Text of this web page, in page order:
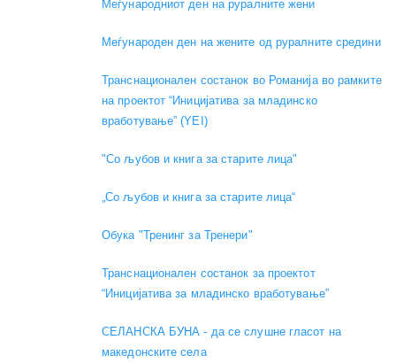
Меѓународниот ден на руралните жени
Меѓународен ден на жените од руралните средини
Транснационален состанок во Романија во рамките
на проектот “Иницијатива за младинско
вработување” (YEI)
"Со љубов и книга за старите лица"
„Со љубов и книга за старите лица“
Обука "Тренинг за Тренери"
Транснационален состанок за проектот
“Иницијатива за младинско вработување”
СЕЛАНСКА БУНА - да се слушне гласот на
македонските села